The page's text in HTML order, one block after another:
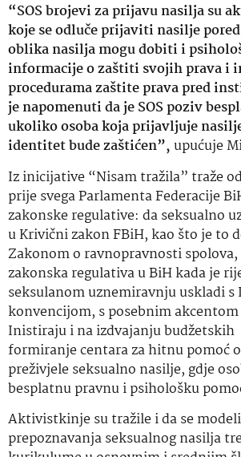
“SOS brojevi za prijavu nasilja su
koje se odluče prijaviti nasilje
oblika nasilja mogu dobiti i
informacije o zaštiti svojih prava i
procedurama zaštite prava pred
je napomenuti da je SOS poziv
ukoliko osoba koja prijavljuje
identitet bude zaštićen”, upućuje
Iz inicijative “Nisam tražila” traže
prije svega Parlamenta Federacije
zakonske regulative: da seksualno
u Krivični zakon FBiH, kao što je to
Zakonom o ravnopravnosti spolova,
zakonska regulativa u BiH kada je
seksulanom uznemiravnju uskladi
konvencijom, s posebnim akcentom
Inistiraju i na izdvajanju budžetskih
formiranje centara za hitnu pomoć
preživjele seksualno nasilje, gdje
besplatnu pravnu i psihološku
Aktivistkinje su tražile i da se
prepoznavanja seksualnog nasilja